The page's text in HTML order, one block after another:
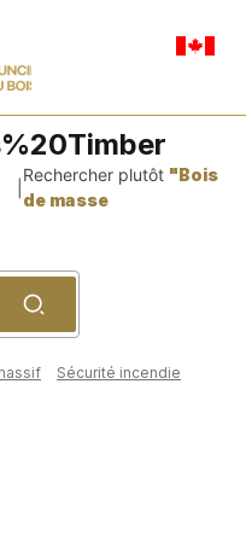
à
Rechercher plutôt "Bois
de masse
Sécurité incendie